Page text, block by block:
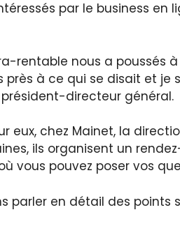
par le business en
rentable nous a poussés
près à ce qui se disait et
directeur général.
eux, chez Mainet, la
ils organisent un
vous pouvez poser vos
parler en détail des points